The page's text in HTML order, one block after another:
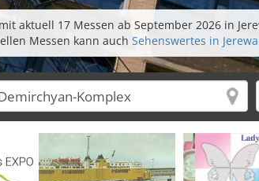
aktuell 17 Messen ab September 2026 in
Messen kann auch Sehenswertes in